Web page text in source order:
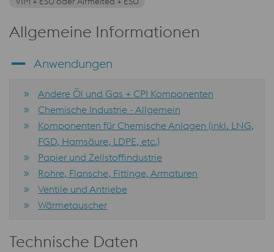
Allgemeine Informationen
Anwendungen
Andere Öl und Gas + CPI Komponenten
Chemische Industrie - Allgemein
Komponenten für Chemische Anlagen (inkl. LNG,
FGD, Harnsäure, LDPE, etc.)
Papier und Zellstoffindustrie
Rohre, Flansche, Fittinge, Armaturen
Ventile und Antriebe
Wärmetauscher
Technische Daten